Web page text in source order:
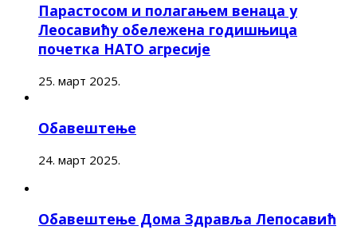
Парастосом и полагањем венаца у
Леосавићу обележена годишњица
почетка НАТО агресије
25. март 2025.
Обавештење
24. март 2025.
Обавештење Дома Здравља Лепосавић